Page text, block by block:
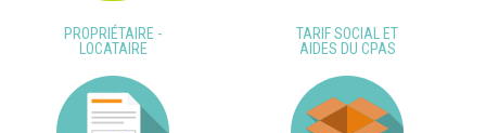
PROPRIÉTAIRE -
LOCATAIRE
TARIF SOCIAL ET
AIDES DU CPAS